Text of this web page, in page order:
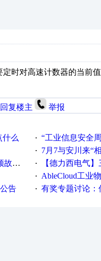
时对高速计数器的当前
回复楼主 举报
什么 · “工业信息安全周之我见”
· 7月7与安川来“
的！ · 【德力西电气】三
· AbleCloud工业物联
告 · 有奖专题讨论：伺服选择